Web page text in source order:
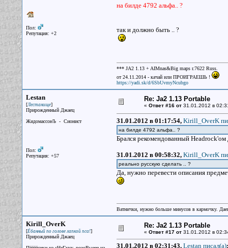
Пол:
Репутация: +2
на билде 4792 альфа.. ?
так и должно быть .. ?
*** JA2 1.13 + AIMnas&Big maps r.7622 Russ.
от 24.11.2014 - качай или ПРОИГРАЕШЬ !
https://yadi.sk/d/6SbUvmyNcubgo
Lestan
[Лестанище]
Прирожденный Джаец
ЖидомассонЪ - Сионист
Пол:
Репутация: +57
Re: Ja2 1.13 Portable
« Ответ #16 от31.01.2012 в
31.01.2012 в 01:17:54, Kirill_OverK
на билде 4792 альфа.. ?
Брался рекомендованный
31.01.2012 в 00:58:32, Kirill_OverK
реально русскую сделать .. ?
Да, нужно перевести описания
Ватнички, нужно больше минусов в кармочку.
Kirill_OverK
[Ёбанный по голове лапкой пса!]
Прирожденный Джаец
Re: Ja2 1.13 Portable
« Ответ #17 от31.01.2012 в
31.01.2012 в 02:31:43, Lestan писал(a):